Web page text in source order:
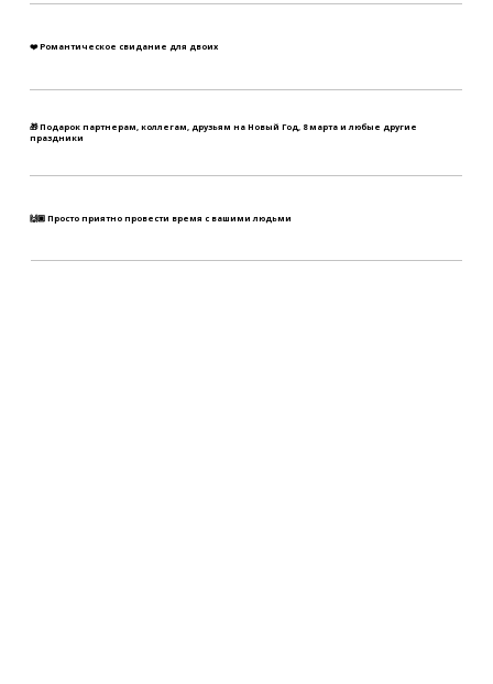
❤️ Романтическое свидание для двоих
🎁 Подарок партнерам, коллегам, друзьям на Новый Год, 8 марта и любые другие
праздники
🙌🏼 Просто приятно провести время с вашими людьми